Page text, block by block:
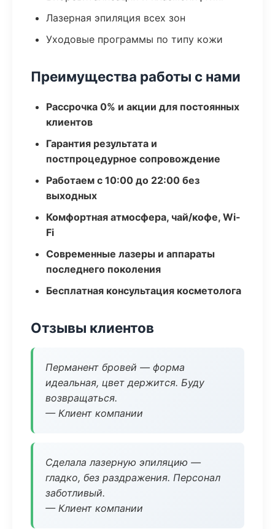
Лазерная эпиляция всех зон
Уходовые программы по типу кожи
Преимущества работы с нами
Рассрочка 0% и акции для постоянных
клиентов
Гарантия результата и
постпроцедурное сопровождение
Работаем с 10:00 до 22:00 без
выходных
Комфортная атмосфера, чай/кофе, Wi-
Fi
Современные лазеры и аппараты
последнего поколения
Бесплатная консультация косметолога
Отзывы клиентов
Перманент бровей — форма
идеальная, цвет держится. Буду
возвращаться.
— Клиент компании
Сделала лазерную эпиляцию —
гладко, без раздражения. Персонал
заботливый.
— Клиент компании